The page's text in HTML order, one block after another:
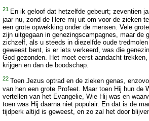
21
En ik geloof dat hetzelfde gebeurt; zeventien
jaar nu, zond de Here mij uit om voor de zieken
een grote opwekking onder de mensen. Vele
zijn uitgegaan in genezingscampagnes, maar de
zichzelf, als u steeds in diezelfde oude
geweest bent, is er iets verkeerd, was die
God gezonden. Het moet eerst aandacht
krijgen en dan de boodschap.
22 Toen Jezus optrad en de zieken genas,
van hen een grote Profeet. Maar toen Hij hun de
vertellen van het Evangelie, Wie Hij was en
toen was Hij daarna niet populair. En dat is de
tijdperk altijd is geweest, en zo zal het door